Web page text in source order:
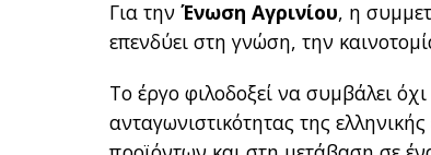
Για τηνΈνωση Αγρινίου, η
επενδύει στη γνώση, την
Το έργο φιλοδοξεί να συμβάλει
ανταγωνιστικότητας της